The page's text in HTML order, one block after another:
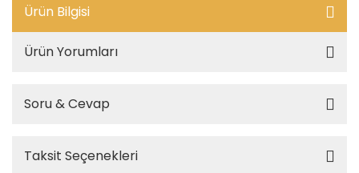
Ürün Bilgisi
Ürün Yorumları
Soru & Cevap
Taksit Seçenekleri